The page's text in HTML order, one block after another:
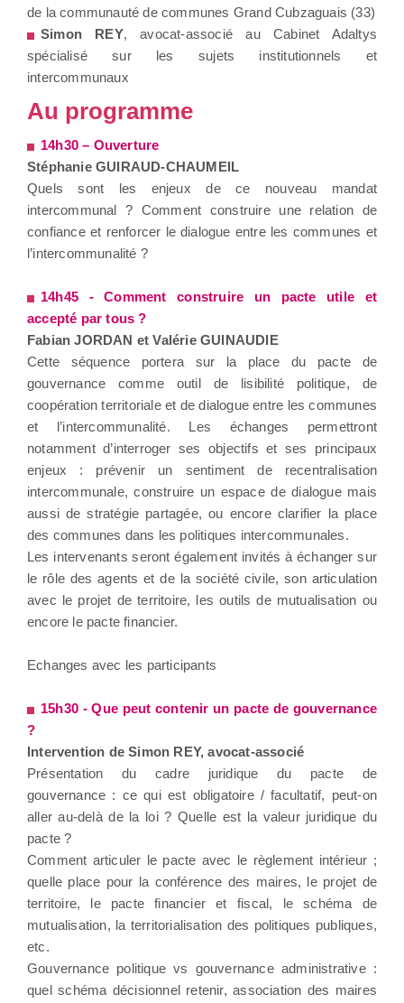
de la communauté de communes Grand Cubzaguais (33)
Simon REY, avocat-associé au Cabinet Adaltys
spécialisé sur les sujets institutionnels et
intercommunaux
Au programme
14h30 – Ouverture
Stéphanie GUIRAUD-CHAUMEIL
Quels sont les enjeux de ce nouveau mandat
intercommunal ? Comment construire une relation de
confiance et renforcer le dialogue entre les communes et
l’intercommunalité ?
14h45 - Comment construire un pacte utile et
accepté par tous ?
Fabian JORDAN et Valérie GUINAUDIE
Cette séquence portera sur la place du pacte de
gouvernance comme outil de lisibilité politique, de
coopération territoriale et de dialogue entre les communes
et l’intercommunalité. Les échanges permettront
notamment d’interroger ses objectifs et ses principaux
enjeux : prévenir un sentiment de recentralisation
intercommunale, construire un espace de dialogue mais
aussi de stratégie partagée, ou encore clarifier la place
des communes dans les politiques intercommunales.
Les intervenants seront également invités à échanger sur
le rôle des agents et de la société civile, son articulation
avec le projet de territoire, les outils de mutualisation ou
encore le pacte financier.
Echanges avec les participants
15h30 - Que peut contenir un pacte de gouvernance
?
Intervention de Simon REY, avocat-associé
Présentation du cadre juridique du pacte de
gouvernance : ce qui est obligatoire / facultatif, peut-on
aller au-delà de la loi ? Quelle est la valeur juridique du
pacte ?
Comment articuler le pacte avec le règlement intérieur ;
quelle place pour la conférence des maires, le projet de
territoire, le pacte financier et fiscal, le schéma de
mutualisation, la territorialisation des politiques publiques,
etc.
Gouvernance politique vs gouvernance administrative :
quel schéma décisionnel retenir, association des maires